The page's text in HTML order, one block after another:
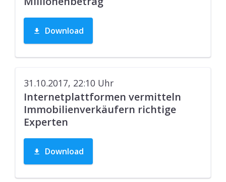
Download
31.10.2017, 22:10 Uhr
Internetplattformen vermitteln
Immobilienverkäufern richtige
Experten
Download